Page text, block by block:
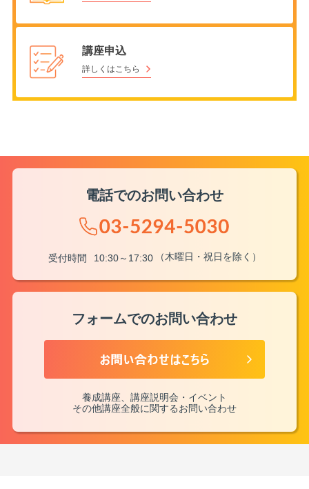
講座申込
詳しくはこちら
電話でのお問い合わせ
受付時間 10:30～17:30 （木曜日・祝日を除く）
フォームでのお問い合わせ
養成講座、講座説明会・イベント
その他講座全般に関するお問い合わせ